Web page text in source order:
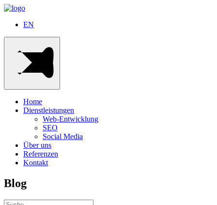
EN
Home
Dienstleistungen
Web-Entwicklung
SEO
Social Media
Über uns
Referenzen
Kontakt
Blog